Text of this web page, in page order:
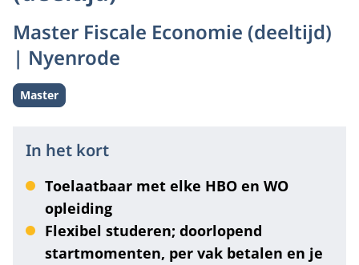
Master Fiscale Economie (deeltijd)
| Nyenrode
Level:
Master
In het kort
Toelaatbaar met elke HBO en WO
opleiding
Flexibel studeren; doorlopend
startmomenten, per vak betalen en je